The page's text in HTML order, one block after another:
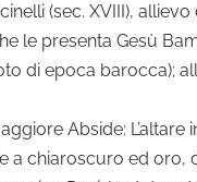
(sec. XVIII),
le presenta Gesù
di epoca barocca);
Abside:
a chiaroscuro ed